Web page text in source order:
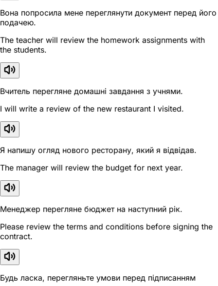
Вона попросила мене переглянути документ перед його
подачею.
The teacher will review the homework assignments with
the students.
Вчитель перегляне домашні завдання з учнями.
I will write a review of the new restaurant I visited.
Я напишу огляд нового ресторану, який я відвідав.
The manager will review the budget for next year.
Менеджер перегляне бюджет на наступний рік.
Please review the terms and conditions before signing the
contract.
Будь ласка, перегляньте умови перед підписанням